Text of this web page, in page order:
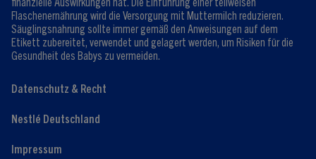
Flaschenernährung wird die Versorgung mit Muttermilch reduzieren.
Säuglingsnahrung sollte immer gemäß den Anweisungen auf dem
Etikett zubereitet, verwendet und gelagert werden, um Risiken für die
Gesundheit des Babys zu vermeiden.
Datenschutz & Recht
Nestlé Deutschland
Impressum